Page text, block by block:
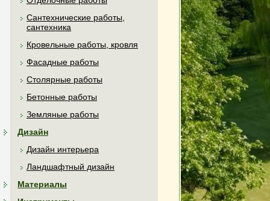
Сантехнические работы,
сантехника
Кровельные работы, кровля
Фасадные работы
Столярные работы
Бетонные работы
Земляные работы
Дизайн
Дизайн интерьера
Ландшафтный дизайн
Материалы